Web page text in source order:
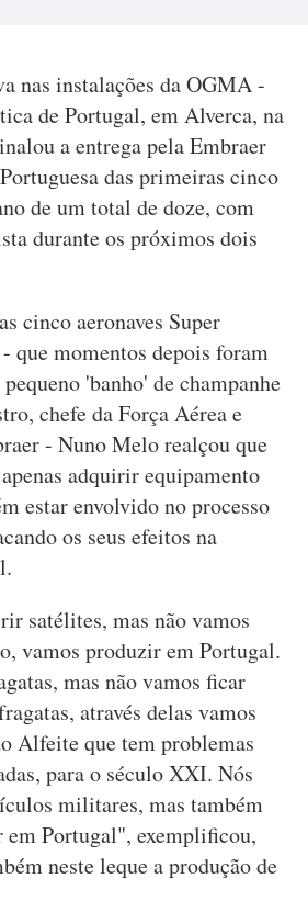
nas instalações da OGMA -
de Portugal, em Alverca, na
a entrega pela Embraer
das primeiras cinco
de um total de doze, com
durante os próximos dois
cinco aeronaves Super
que momentos depois foram
'banho' de champanhe
chefe da Força Aérea e
- Nuno Melo realçou que
adquirir equipamento
estar envolvido no processo
os seus efeitos na
satélites, mas não vamos
vamos produzir em Portugal.
mas não vamos ficar
através delas vamos
Alfeite que tem problemas
para o século XXI. Nós
militares, mas também
em Portugal", exemplificou,
neste leque a produção de